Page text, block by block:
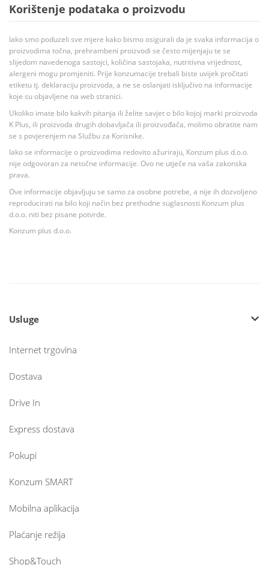
Korištenje podataka o proizvodu
Iako smo poduzeli sve mjere kako bismo osigurali da je svaka informacija o
proizvodima točna, prehrambeni proizvodi se često mijenjaju te se
slijedom navedenoga sastojci, količina sastojaka, nutritivna vrijednost,
alergeni mogu promjeniti. Prije konzumacije trebali biste uvijek pročitati
etiketu tj. deklaraciju proizvoda, a ne se oslanjati isključivo na informacije
koje su objavljene na web stranici.
Ukoliko imate bilo kakvih pitanja ili želite savjet o bilo kojoj marki proizvoda
K Plus, ili proizvoda drugih dobavljača ili proizvođača, molimo obratite nam
se s povjerenjem na Službu za Korisnike.
Iako se informacije o proizvodima redovito ažuriraju, Konzum plus d.o.o.
nije odgovoran za netočne informacije. Ovo ne utječe na vaša zakonska
prava.
Ove informacije objavljuju se samo za osobne potrebe, a nije ih dozvoljeno
reproducirati na bilo koji način bez prethodne suglasnosti Konzum plus
d.o.o. niti bez pisane potvrde.
Konzum plus d.o.o.
Usluge
Internet trgovina
Dostava
Drive In
Express dostava
Pokupi
Konzum SMART
Mobilna aplikacija
Plaćanje režija
Shop&Touch